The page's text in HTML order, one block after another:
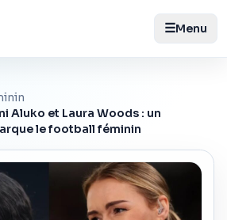
☰Menu
Aluko et Laura Woods : un
le football féminin